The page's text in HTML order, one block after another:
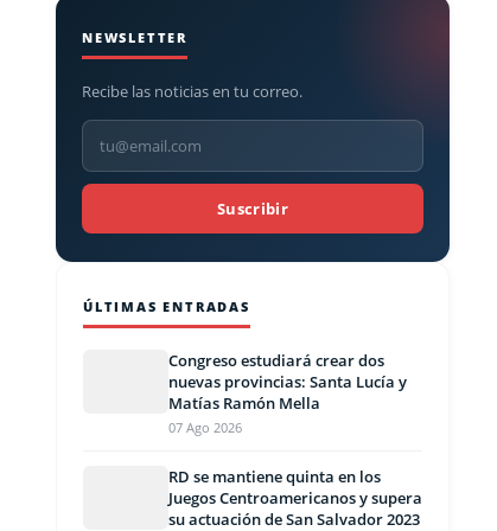
NEWSLETTER
Recibe las noticias en tu correo.
Suscribir
ÚLTIMAS ENTRADAS
Congreso estudiará crear dos
nuevas provincias: Santa Lucía y
Matías Ramón Mella
07 Ago 2026
RD se mantiene quinta en los
Juegos Centroamericanos y supera
su actuación de San Salvador 2023